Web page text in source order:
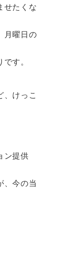
せたくな
月曜日の
す。
、けっこ
ン提供
、今の当